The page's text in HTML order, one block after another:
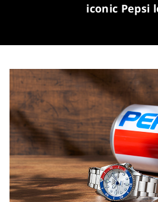
iconic Pepsi